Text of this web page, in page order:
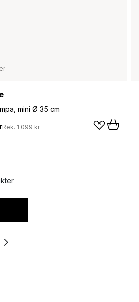
mini Ø 35 cm
Rek. 1 099 kr